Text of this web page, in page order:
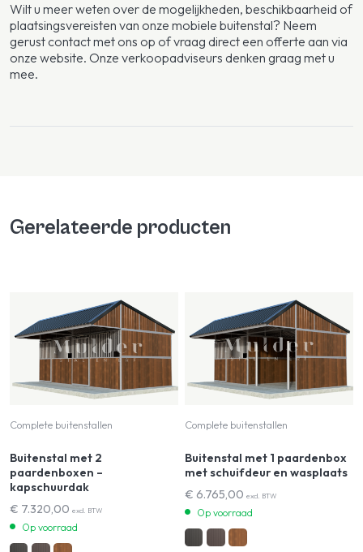
Wilt u meer weten over de mogelijkheden, beschikbaarheid of
plaatsingsvereisten van onze mobiele buitenstal? Neem
gerust contact met ons op of vraag direct een offerte aan via
onze website. Onze verkoopadviseurs denken graag met u
mee.
Gerelateerde producten
Complete buitenstallen
Buitenstal met 2
paardenboxen –
kapschuurdak
€ 7.320,00 excl. BTW
Op voorraad
Complete buitenstallen
Buitenstal met 1 paardenbox
met schuifdeur en wasplaats
€ 6.765,00 excl. BTW
Op voorraad